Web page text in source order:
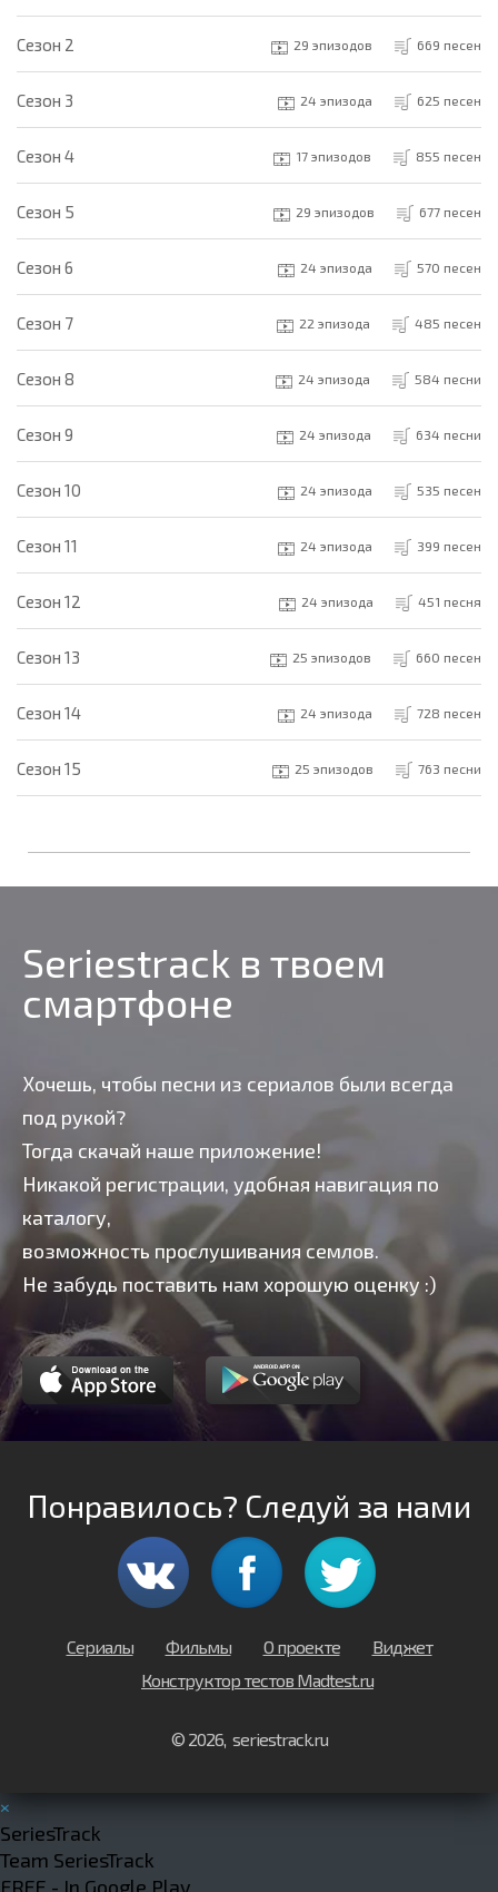
Cезон 2 29 эпизодов 669 песен
Cезон 3 24 эпизода 625 песен
Cезон 4 17 эпизодов 855 песен
Cезон 5 29 эпизодов 677 песен
Cезон 6 24 эпизода 570 песен
Cезон 7 22 эпизода 485 песен
Cезон 8 24 эпизода 584 песни
Cезон 9 24 эпизода 634 песни
Cезон 10 24 эпизода 535 песен
Cезон 11 24 эпизода 399 песен
Cезон 12 24 эпизода 451 песня
Cезон 13 25 эпизодов 660 песен
Cезон 14 24 эпизода 728 песен
Cезон 15 25 эпизодов 763 песни
Seriestrack в твоем
смартфоне
Хочешь, чтобы песни из сериалов были всегда
под рукой?
Тогда скачай наше приложение!
Никакой регистрации, удобная навигация по
каталогу,
возможность прослушивания семлов.
Не забудь поставить нам хорошую оценку :)
Понравилось? Следуй за нами
Сериалы Фильмы О проекте
Виджет
Конструктор тестов Madtest.ru
© 2026, seriestrack.ru
×
SeriesTrack
Team SeriesTrack
FREE - In Google Play